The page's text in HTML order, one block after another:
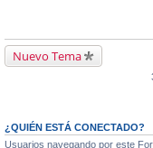
Nuevo Tema
¿QUIÉN ESTÁ CONECTADO?
Usuarios navegando por este